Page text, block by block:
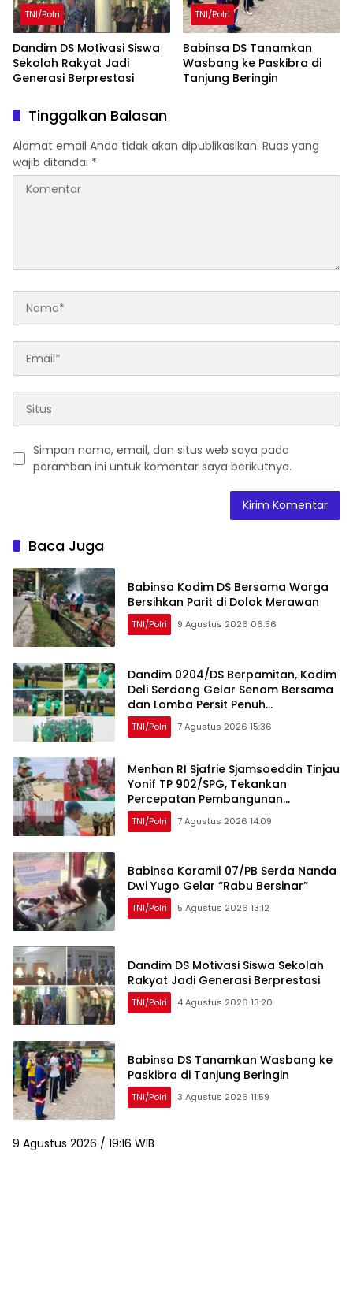
TNI/Polri
Dandim DS Motivasi Siswa
Sekolah Rakyat Jadi
Generasi Berprestasi
TNI/Polri
Babinsa DS Tanamkan
Wasbang ke Paskibra di
Tanjung Beringin
Tinggalkan Balasan
Alamat email Anda tidak akan dipublikasikan. Ruas yang
wajib ditandai *
Simpan nama, email, dan situs web saya pada
peramban ini untuk komentar saya berikutnya.
Baca Juga
Babinsa Kodim DS Bersama Warga
Bersihkan Parit di Dolok Merawan
TNI/Polri 9 Agustus 2026 06:56
Dandim 0204/DS Berpamitan, Kodim
Deli Serdang Gelar Senam Bersama
dan Lomba Persit Penuh
Kebersamaan
TNI/Polri 7 Agustus 2026 15:36
Menhan RI Sjafrie Sjamsoeddin Tinjau
Yonif TP 902/SPG, Tekankan
Percepatan Pembangunan
Pangkalan dan Pengabdian Prajurit
kepada Rakyat
TNI/Polri 7 Agustus 2026 14:09
Babinsa Koramil 07/PB Serda Nanda
Dwi Yugo Gelar “Rabu Bersinar”
TNI/Polri 5 Agustus 2026 13:12
Dandim DS Motivasi Siswa Sekolah
Rakyat Jadi Generasi Berprestasi
TNI/Polri 4 Agustus 2026 13:20
Babinsa DS Tanamkan Wasbang ke
Paskibra di Tanjung Beringin
TNI/Polri 3 Agustus 2026 11:59
9 Agustus 2026 / 19:16 WIB